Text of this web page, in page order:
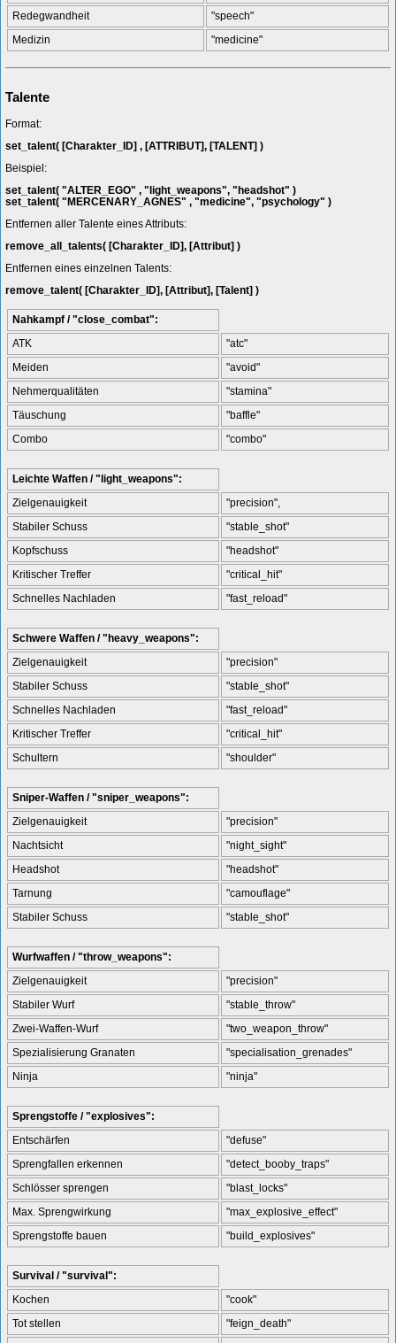
Redegwandheit
"speech"
Medizin
"medicine"
Talente
Format:
set_talent( [Charakter_ID] , [ATTRIBUT], [TALENT] )
Beispiel:
set_talent( "ALTER_EGO" , "light_weapons", "headshot" )
set_talent( "MERCENARY_AGNES" , "medicine", "psychology" )
Entfernen aller Talente eines Attributs:
remove_all_talents( [Charakter_ID], [Attribut] )
Entfernen eines einzelnen Talents:
remove_talent( [Charakter_ID], [Attribut], [Talent] )
Nahkampf / "close_combat":
ATK
"atc"
Meiden
"avoid"
Nehmerqualitäten
"stamina"
Täuschung
"baffle"
Combo
"combo"
Leichte Waffen / "light_weapons":
Zielgenauigkeit
"precision",
Stabiler Schuss
"stable_shot"
Kopfschuss
"headshot"
Kritischer Treffer
"critical_hit"
Schnelles Nachladen
"fast_reload"
Schwere Waffen / "heavy_weapons":
Zielgenauigkeit
"precision"
Stabiler Schuss
"stable_shot"
Schnelles Nachladen
"fast_reload"
Kritischer Treffer
"critical_hit"
Schultern
"shoulder"
Sniper-Waffen / "sniper_weapons":
Zielgenauigkeit
"precision"
Nachtsicht
"night_sight"
Headshot
"headshot"
Tarnung
"camouflage"
Stabiler Schuss
"stable_shot"
Wurfwaffen / "throw_weapons":
Zielgenauigkeit
"precision"
Stabiler Wurf
"stable_throw"
Zwei-Waffen-Wurf
"two_weapon_throw"
Spezialisierung Granaten
"specialisation_grenades"
Ninja
"ninja"
Sprengstoffe / "explosives":
Entschärfen
"defuse"
Sprengfallen erkennen
"detect_booby_traps"
Schlösser sprengen
"blast_locks"
Max. Sprengwirkung
"max_explosive_effect"
Sprengstoffe bauen
"build_explosives"
Survival / "survival":
Kochen
"cook"
Tot stellen
"feign_death"